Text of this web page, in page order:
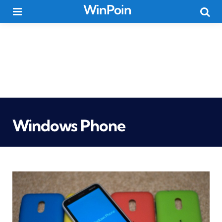
WinPoin
Windows Phone